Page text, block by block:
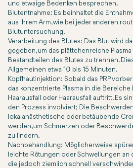
und etwaige Bedenken besprechen.
Blutentnahme: Es beinhaltet die
aus Ihrem Arm, wie bei jeder anderen
Blutuntersuchung.
Verarbeitung des Blutes: Das Blut wird
gegeben, um das plättchenreiche
Bestandteilen des Blutes zu trennen.
Allgemeinen etwa 10 bis 15 Minuten.
Kopfhautinjektion: Sobald das PRP
das konzentrierte Plasma in die Bereiche
Haarausfall oder Haarausfall auftritt. Es
den Prozess involviert; Die
lokalanästhetische oder betäubende
werden, um Schmerzen oder
zu lindern.
Nachbehandlung: Möglicherweise
leichte Rötungen oder Schwellungen an
die jedoch ziemlich schnell